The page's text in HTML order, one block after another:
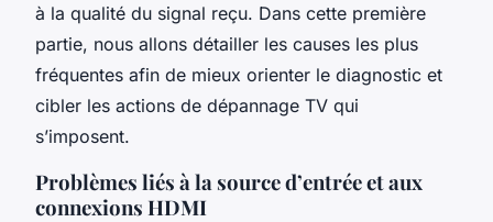
à la qualité du signal reçu. Dans cette première
partie, nous allons détailler les causes les plus
fréquentes afin de mieux orienter le diagnostic et
cibler les actions de dépannage TV qui
s’imposent.
Problèmes liés à la source d’entrée et aux
connexions HDMI